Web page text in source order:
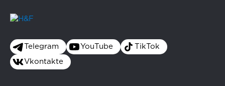
Telegram YouTube TikTok
Vkontakte